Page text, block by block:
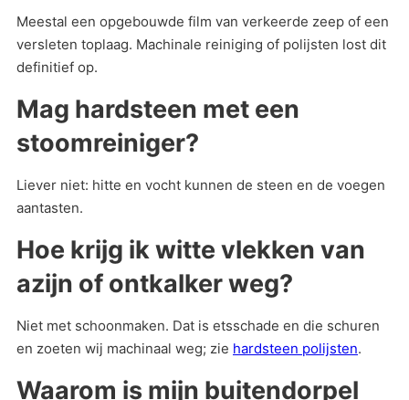
Meestal een opgebouwde film van verkeerde zeep of een
versleten toplaag. Machinale reiniging of polijsten lost dit
definitief op.
Mag hardsteen met een
stoomreiniger?
Liever niet: hitte en vocht kunnen de steen en de voegen
aantasten.
Hoe krijg ik witte vlekken van
azijn of ontkalker weg?
Niet met schoonmaken. Dat is etsschade en die schuren
en zoeten wij machinaal weg; zie hardsteen polijsten.
Waarom is mijn buitendorpel